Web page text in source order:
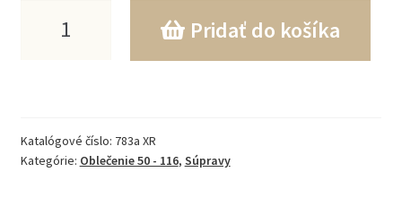
priadze
Pridať do košíka
Katalógové číslo: 783a XR
Kategórie: Oblečenie 50 - 116, Súpravy